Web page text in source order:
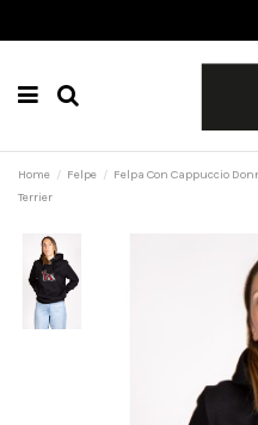
Home Felpe
Felpa Con Cappuccio
Terrier